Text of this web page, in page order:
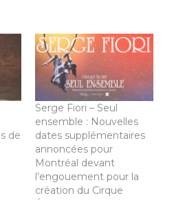
de
Serge Fiori – Seul
ensemble : Nouvelles
dates supplémentaires
annoncées pour
Montréal devant
l’engouement pour la
création du Cirque